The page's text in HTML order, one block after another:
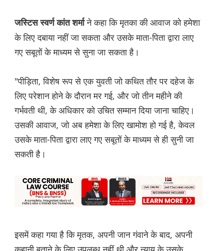
जस्टिस स्वर्ण कांत शर्माने कहा कि मृतका की आवाज को हमेशा
के लिए दबाया नहीं जा सकता और उसके माता-पिता द्वारा लाए
गए सबूतों के माध्यम से सुना जा सकता है।
"पीड़िता, विशेष रूप से एक युवती जो कथित तौर पर दहेज के
लिए परेशान होने के दौरान मर गई, और जो तीन महीने की
गर्भवती थी, के अधिकार को उचित सम्मान दिया जाना चाहिए।
उसकी आवाज, जो अब हमेशा के लिए खामोश हो गई है, केवल
उसके माता-पिता द्वारा लाए गए सबूतों के माध्यम से ही सुनी जा
सकती है।
इसमें कहा गया है कि मृतक, अपनी जान गंवाने के बाद, अपनी